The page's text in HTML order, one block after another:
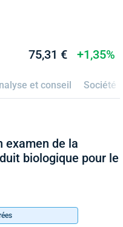
75,31 € +1,35%
et conseil Société
examen de la
biologique pour le